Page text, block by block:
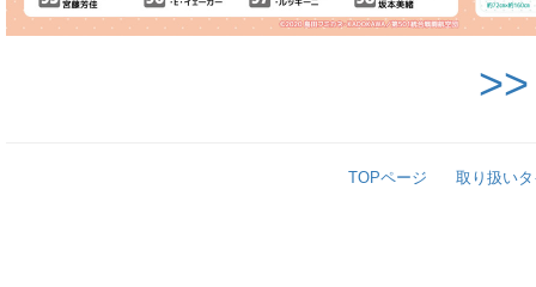
TOPページ 取り扱い